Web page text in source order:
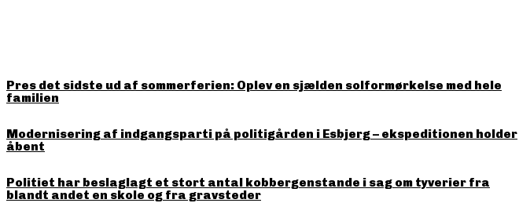
Pres det sidste ud af sommerferien: Oplev en sjælden solformørkelse med hele
familien
Modernisering af indgangsparti på politigården i Esbjerg – ekspeditionen holder
åbent
Politiet har beslaglagt et stort antal kobbergenstande i sag om tyverier fra
blandt andet en skole og fra gravsteder